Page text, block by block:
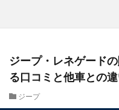
ジープ・レネゲード
る口コミと他車との
ジープ